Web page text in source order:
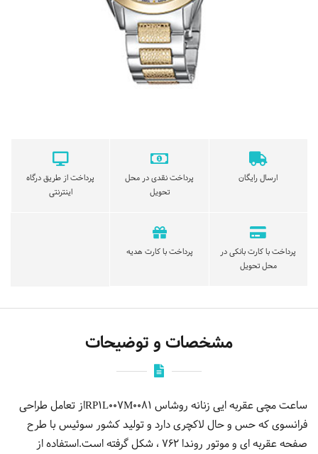
ارسال رایگان
پرداخت نقدی در محل
تحویل
پرداخت از طریق درگاه
اینترنتی
پرداخت با کارت بانکی در
محل تحویل
پرداخت با کارت هدیه
مشخصات و توضیحات
ساعت مچی عقربه ایی زنانه روشاس RP1L007M0081از تعامل طراحی
فرانسوی که حس و حال لاکچری دارد و تولید کشور سوئیس با طرح
صفحه عقربه ای و موتور روندا 762 ، شکل گرفته است.استفاده از